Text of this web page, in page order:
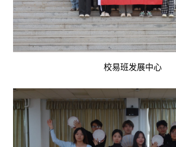
校易班发展中心